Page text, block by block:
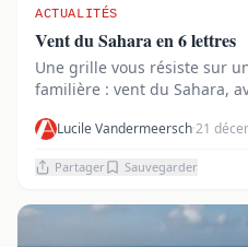
ACTUALITÉS
Vent du Sahara en 6 lettres
Une grille vous résiste sur
familière : vent du Sahara,
Lucile Vandermeersch·21
Partager Sauvegarder